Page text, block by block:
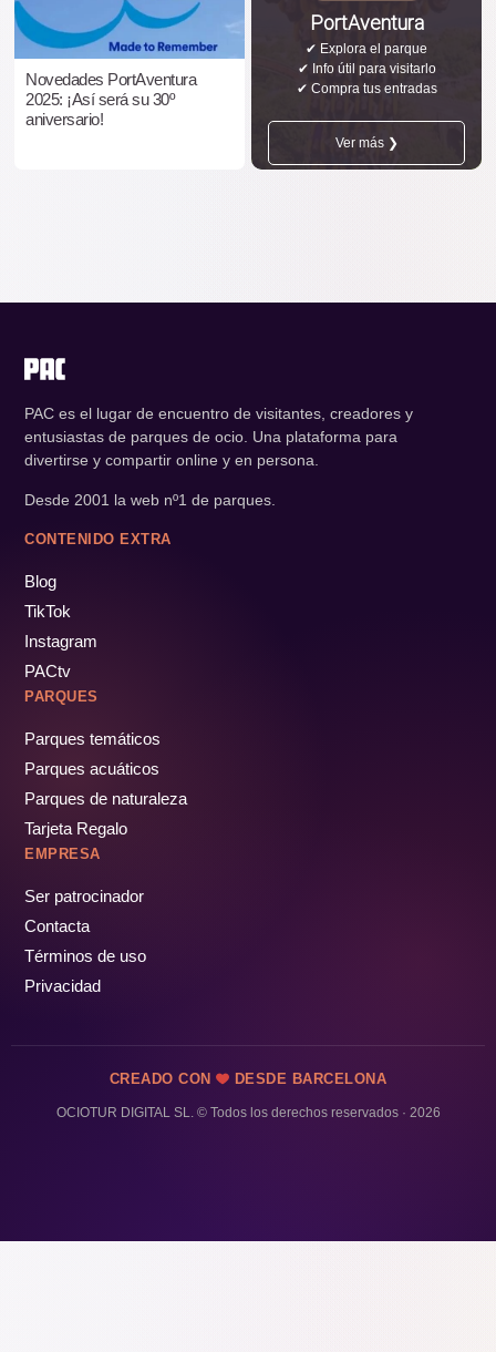
Novedades PortAventura
2025: ¡Así será su 30º
aniversario!
PortAventura
✔ Explora el parque
✔ Info útil para visitarlo
✔ Compra tus entradas
Ver más ❯
PAC es el lugar de encuentro de visitantes, creadores y
entusiastas de parques de ocio. Una plataforma para
divertirse y compartir online y en persona.
Desde 2001 la web nº1 de parques.
CONTENIDO EXTRA
Blog
TikTok
Instagram
PACtv
PARQUES
Parques temáticos
Parques acuáticos
Parques de naturaleza
Tarjeta Regalo
EMPRESA
Ser patrocinador
Contacta
Términos de uso
Privacidad
CREADO CON DESDE BARCELONA
OCIOTUR DIGITAL SL. © Todos los derechos reservados · 2026